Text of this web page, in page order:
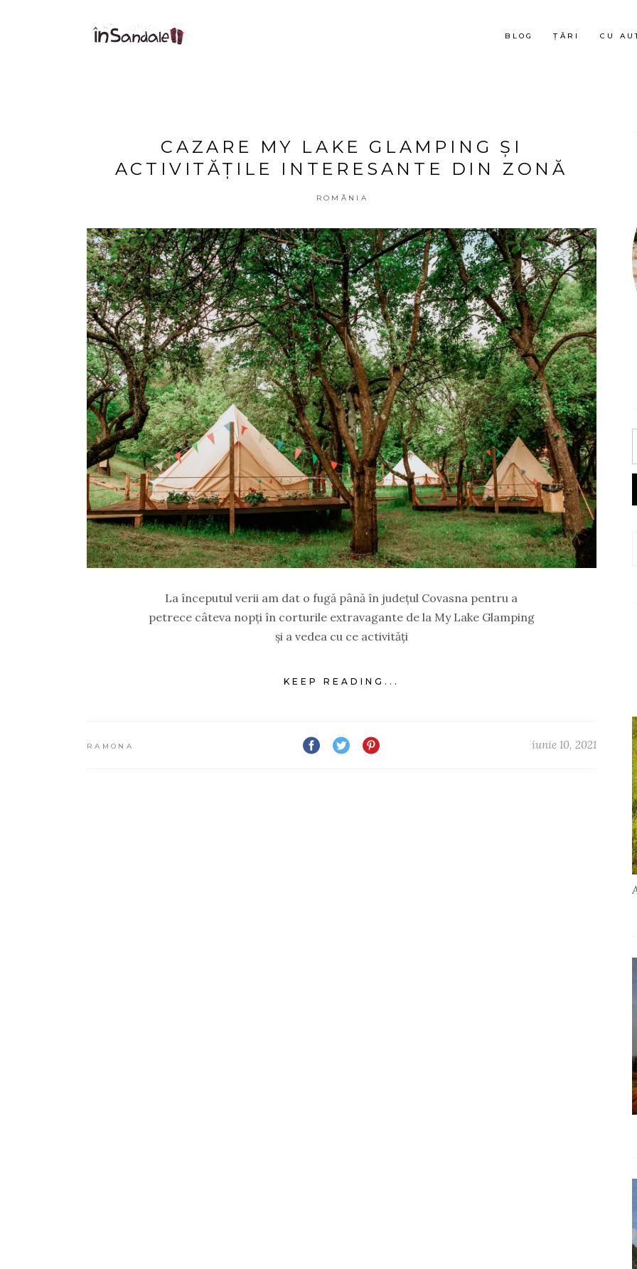
BLOG ȚĂRI CU
CAZARE MY LAKE GLAMPING ȘI
ACTIVITĂȚILE INTERESANTE DIN ZONĂ
ROMÂNIA
La începutul verii am dat o fugă până în județul Covasna pentru a
petrece câteva nopți în corturile extravagante de la My Lake Glamping
și a vedea cu ce activități
KEEP READING...
RAMONA iunie 10, 2021